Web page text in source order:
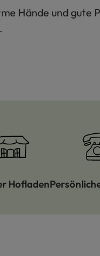
Hände und gute
Hofladen